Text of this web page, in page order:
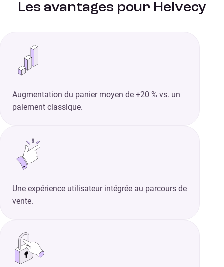
Les avantages pour Helvecy
Augmentation du panier moyen de +20 % vs. un
paiement classique.
Une expérience utilisateur intégrée au parcours de
vente.